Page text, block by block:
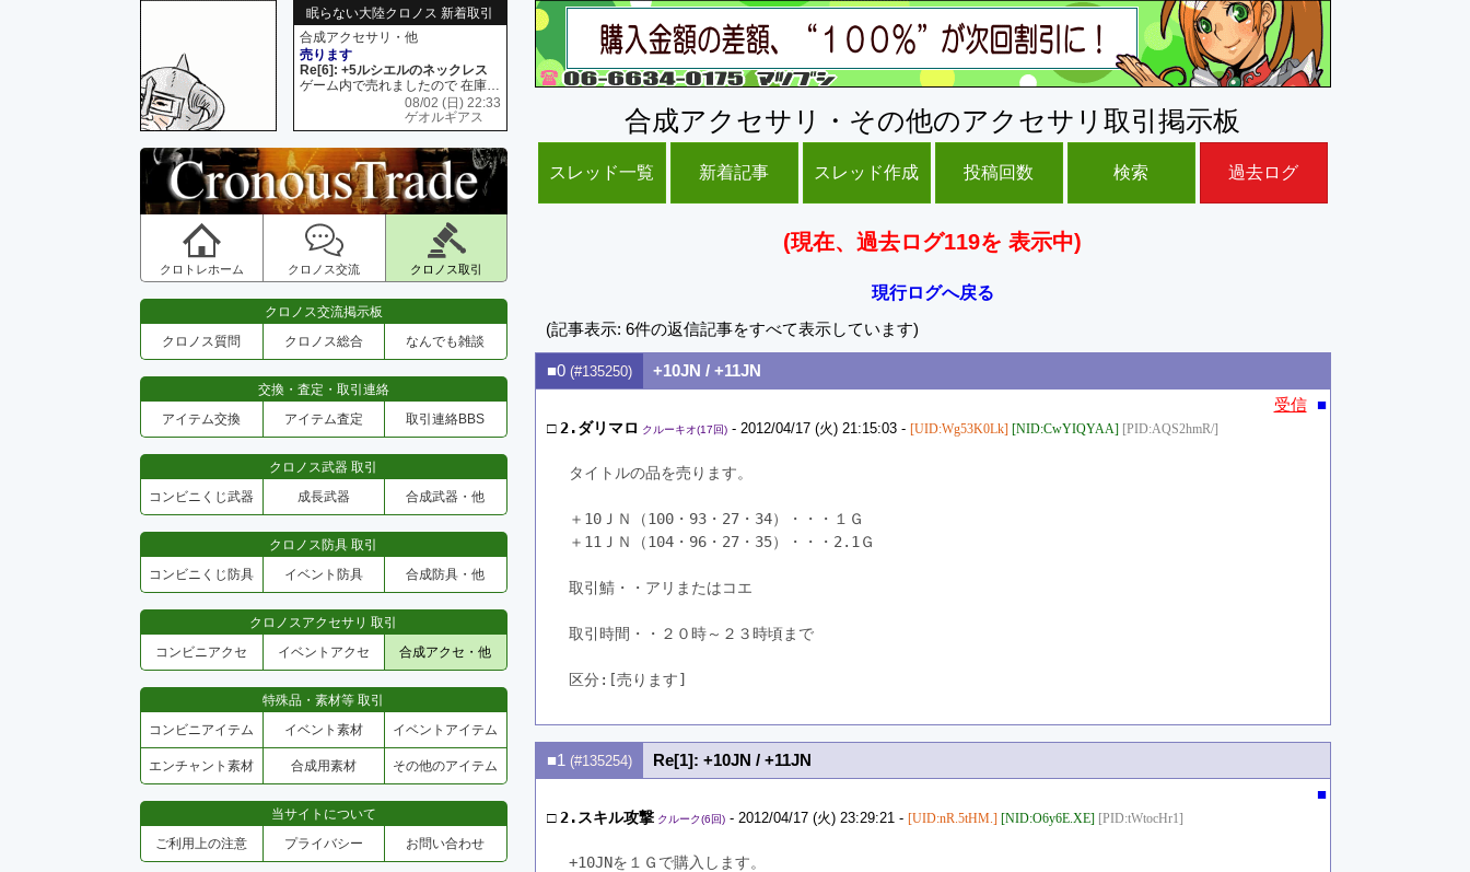
眠らない大陸クロノス 新着取引
合成アクセサリ・他
売ります
Re[6]: +5ルシエルのネックレス
ゲーム内で売れましたので 在庫がネク1 リング4 となります リングのお値段は80G といたします
08/02 (日) 22:33
ゲオルギアス
クロトレホーム クロノス交流 クロノス取引
クロノス交流掲示板
クロノス質問
クロノス総合 なんでも雑談
交換・査定・取引連絡
アイテム交換
アイテム査定 取引連絡BBS
クロノス武器 取引
コンビニくじ武器
成長武器 合成武器・他
クロノス防具 取引
コンビニくじ防具
イベント防具 合成防具・他
クロノスアクセサリ 取引
コンビニアクセ
イベントアクセ 合成アクセ・他
特殊品・素材等 取引
コンビニアイテム
イベント素材 イベントアイテム
エンチャント素材 合成用素材 その他のアイテム
当サイトについて
ご利用上の注意
プライバシー お問い合わせ
合成アクセサリ・その他のアクセサリ取引掲示板
スレッド一覧 新着記事 スレッド作成 投稿回数 検索 過去ログ
(現在、過去ログ119を 表示中)
現行ログへ戻る
(記事表示: 6件の返信記事をすべて表示しています)
■0 (#135250) +10JN / +11JN
受信 ■
□ 2.ダリマロ クルーキオ(17回)- 2012/04/17 (火) 21:15:03 - [UID:Wg53K0Lk] [NID:CwYIQYAA] [PID:AQS2hmR/]
タイトルの品を売ります。
＋10ＪＮ（100・93・27・34）・・・１Ｇ
＋11ＪＮ（104・96・27・35）・・・2.1Ｇ
取引鯖・・アリまたはコエ
取引時間・・２０時～２３時頃まで
区分:[売ります]
■1 (#135254)
Re[1]: +10JN / +11JN
■
□ 2.スキル攻撃 クルーク(6回)- 2012/04/17 (火) 23:29:21 - [UID:nR.5tHM.] [NID:O6y6E.XE] [PID:tWtocHr1]
+10JNを１Ｇで購入します。